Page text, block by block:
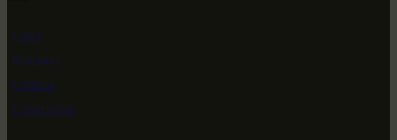
Сайт
Контакт
Статьи
Сувениры